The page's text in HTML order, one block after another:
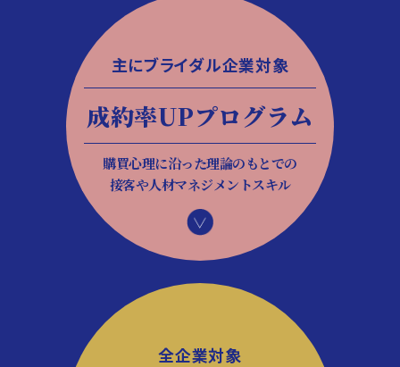
主にブライダル企業対象
成約率UPプログラム
購買心理に沿った理論のもとでの
接客や人材マネジメントスキル
全企業対象